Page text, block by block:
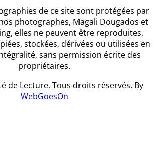
de ce site sont protégées par
photographes, Magali Dougados et
elles ne peuvent être reproduites,
stockées, dérivées ou utilisées en
sans permission écrite des
propriétaires.
de Lecture. Tous droits réservés. By
WebGoesOn